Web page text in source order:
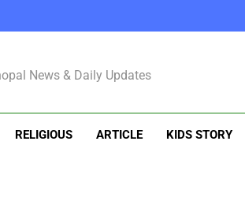
Latest
News & Daily Updates
RELIGIOUS ARTICLE KIDS STORY